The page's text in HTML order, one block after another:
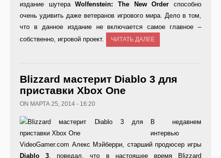
издание шутераWolfenstein: The New Orderспособно
очень удивить даже ветеранов игрового мира. Дело в том,
что в данное издание не включается самое главное –
собственно, игровой проект.
ЧИТАТЬ ДАЛЕЕ
Blizzard мастерит Diablo 3 для
приставки Xbox One
ON МАРТА 25, 2014 - 16:20
В недавнем
интервью
VideoGamer.com Алекс Мэйберри, старший продюсер игры
Diablo 3, поведал, что в настоящее время Blizzard